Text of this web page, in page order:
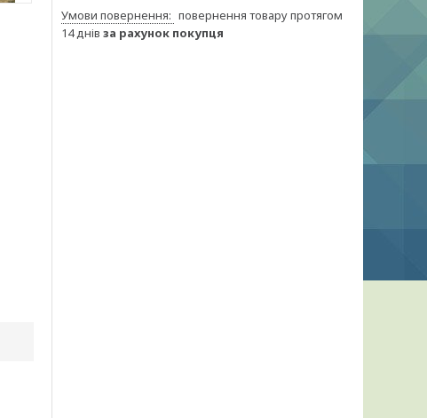
повернення товару протягом
14 днів за рахунок покупця